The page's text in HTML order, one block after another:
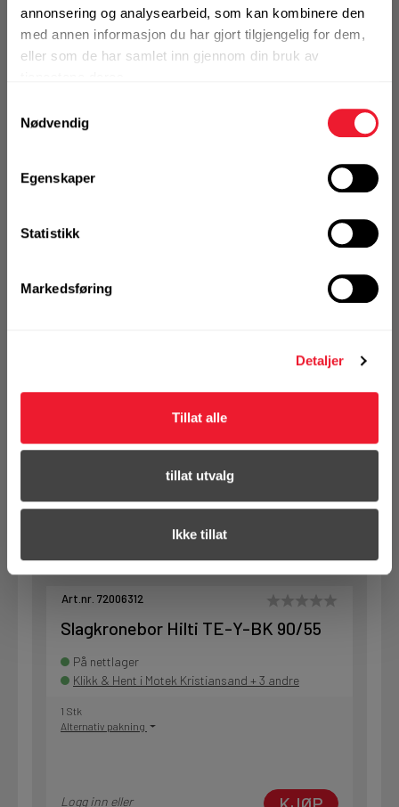
annonsering og analysearbeid, som kan kombinere den
med annen informasjon du har gjort tilgjengelig for dem,
eller som de har samlet inn gjennom din bruk av
Nødvendig
Egenskaper
Statistikk
Markedsføring
Detaljer
Tillat alle
tillat utvalg
Ikke tillat
Slagkronebor Hilti TE-Y-BK 50/55
På nettlager
Alternativ pakning
se din avtalepris
Handleliste
Art.nr. 72006310
registrer deg for å
KJØP
Art.nr. 72006312
Slagkronebor Hilti TE-Y-BK 90/55
På nettlager
Klikk & Hent i Motek Kristiansand + 3 andre
1 Stk
Alternativ pakning
Logg inn eller